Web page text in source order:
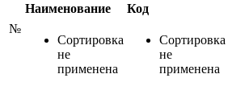
№
Наименование
Сортировка
не
применена
Код
Сортировка
не
применена